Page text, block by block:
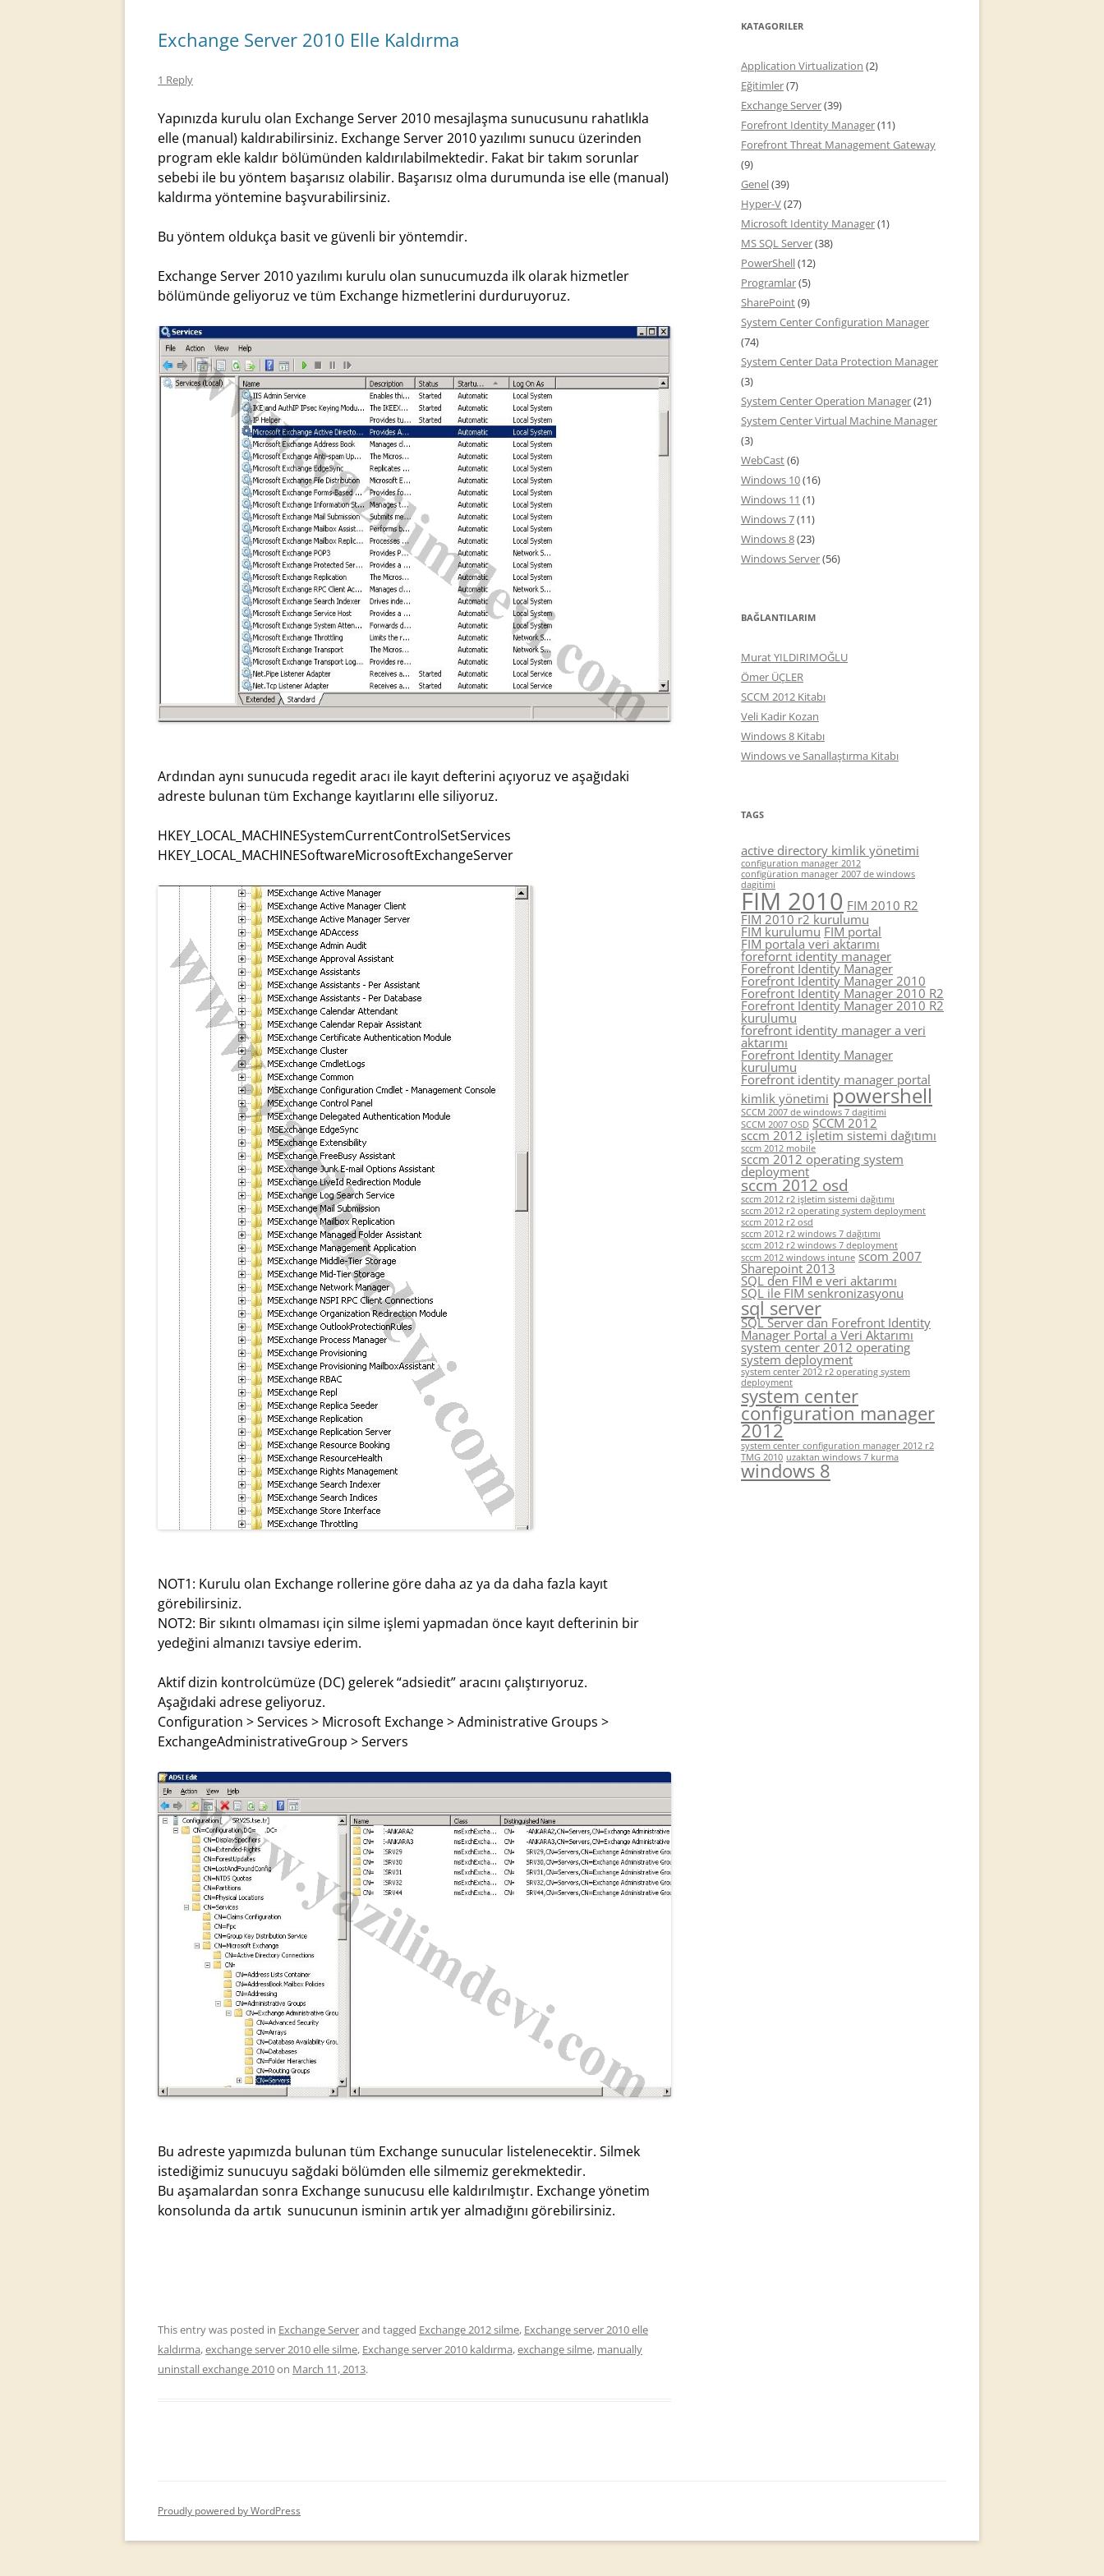
Exchange Server 2010 Elle Kaldırma
1 Reply
Yapınızda kurulu olan Exchange Server 2010 mesajlaşma sunucusunu rahatlıkla
elle (manual) kaldırabilirsiniz. Exchange Server 2010 yazılımı sunucu üzerinden
program ekle kaldır bölümünden kaldırılabilmektedir. Fakat bir takım sorunlar
sebebi ile bu yöntem başarısız olabilir. Başarısız olma durumunda ise elle (manual)
kaldırma yöntemine başvurabilirsiniz.
Bu yöntem oldukça basit ve güvenli bir yöntemdir.
Exchange Server 2010 yazılımı kurulu olan sunucumuzda ilk olarak hizmetler
bölümünde geliyoruz ve tüm Exchange hizmetlerini durduruyoruz.
Ardından aynı sunucuda regedit aracı ile kayıt defterini açıyoruz ve aşağıdaki
adreste bulunan tüm Exchange kayıtlarını elle siliyoruz.
HKEY_LOCAL_MACHINESystemCurrentControlSetServices
HKEY_LOCAL_MACHINESoftwareMicrosoftExchangeServer
NOT1: Kurulu olan Exchange rollerine göre daha az ya da daha fazla kayıt
görebilirsiniz.
NOT2: Bir sıkıntı olmaması için silme işlemi yapmadan önce kayıt defterinin bir
yedeğini almanızı tavsiye ederim.
Aktif dizin kontrolcümüze (DC) gelerek “adsiedit” aracını çalıştırıyoruz.
Aşağıdaki adrese geliyoruz.
Configuration > Services > Microsoft Exchange > Administrative Groups >
ExchangeAdministrativeGroup > Servers
Bu adreste yapımızda bulunan tüm Exchange sunucular listelenecektir. Silmek
istediğimiz sunucuyu sağdaki bölümden elle silmemiz gerekmektedir.
Bu aşamalardan sonra Exchange sunucusu elle kaldırılmıştır. Exchange yönetim
konsolunda da artık sunucunun isminin artık yer almadığını görebilirsiniz.
This entry was posted in Exchange Serverand tagged Exchange 2012 silme, Exchange server 2010 elle
kaldırma,exchange server 2010 elle silme, Exchange server 2010 kaldırma,exchange silme, manually
uninstall exchange 2010on March 11, 2013.
KATAGORILER
Application Virtualization (2)
Eğitimler(7)
Exchange Server(39)
Forefront Identity Manager(11)
Forefront Threat Management Gateway
(9)
Genel(39)
Hyper-V(27)
Microsoft Identity Manager(1)
MS SQL Server(38)
PowerShell(12)
Programlar(5)
SharePoint(9)
System Center Configuration Manager
(74)
System Center Data Protection Manager
(3)
System Center Operation Manager(21)
System Center Virtual Machine Manager
(3)
WebCast(6)
Windows 10(16)
Windows 11 (1)
Windows 7(11)
Windows 8(23)
Windows Server(56)
BAĞLANTILARIM
Murat YILDIRIMOĞLU
Ömer ÜÇLER
SCCM 2012 Kitabı
Veli Kadir Kozan
Windows 8 Kitabı
Windows ve Sanallaştırma Kitabı
TAGS
active directory kimlik yönetimi
configuration manager 2012
configüration manager 2007 de windows
dagitimi
FIM 2010 FIM 2010 R2
FIM 2010 r2 kurulumu
FIM kurulumu FIM portal
FIM portala veri aktarımı
forefornt identity manager
Forefront Identity Manager
Forefront Identity Manager 2010
Forefront Identity Manager 2010 R2
Forefront Identity Manager 2010 R2
kurulumu
forefront identity manager a veri
aktarımı
Forefront Identity Manager
kurulumu
Forefront identity manager portal
kimlik yönetimi powershell
SCCM 2007 de windows 7 dagitimi
SCCM 2007 OSD SCCM 2012
sccm 2012 işletim sistemi dağıtımı
sccm 2012 mobile
sccm 2012 operating system
deployment
sccm 2012 osd
sccm 2012 r2 işletim sistemi dağıtımı
sccm 2012 r2 operating system deployment
sccm 2012 r2 osd
sccm 2012 r2 windows 7 dağıtımı
sccm 2012 r2 windows 7 deployment
sccm 2012 windows intune scom 2007
Sharepoint 2013
SQL den FIM e veri aktarımı
SQL ile FIM senkronizasyonu
sql server
SQL Server dan Forefront Identity
Manager Portal a Veri Aktarımı
system center 2012 operating
system deployment
system center 2012 r2 operating system
deployment
system center
configuration manager
2012
system center configuration manager 2012 r2
TMG 2010 uzaktan windows 7 kurma
windows 8
Proudly powered by WordPress